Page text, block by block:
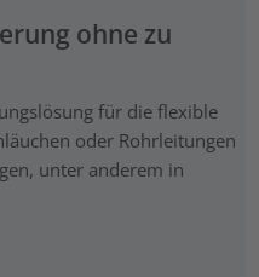
ohne zu
für die flexible
oder Rohrleitungen
unter anderem in